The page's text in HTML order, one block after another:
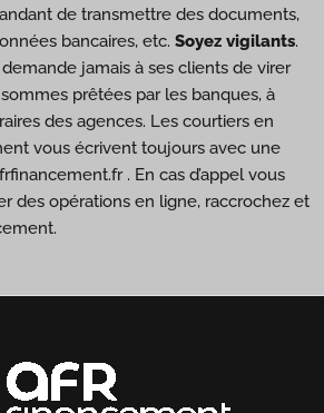
de transmettre des documents,
bancaires, etc. Soyez vigilants.
jamais à ses clients de virer
prêtées par les banques, à
des agences. Les courtiers en
vous écrivent toujours avec une
. En cas d’appel vous
des opérations en ligne, raccrochez et